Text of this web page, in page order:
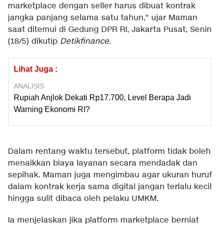
marketplace dengan seller harus dibuat kontrak
jangka panjang selama satu tahun," ujar Maman
saat ditemui di Gedung DPR RI, Jakarta Pusat, Senin
(18/5) dikutip Detikfinance.
Lihat Juga :
ANALISIS
Rupiah Anjlok Dekati Rp17.700, Level Berapa Jadi
Warning Ekonomi RI?
Dalam rentang waktu tersebut, platform tidak boleh
menaikkan biaya layanan secara mendadak dan
sepihak. Maman juga mengimbau agar ukuran huruf
dalam kontrak kerja sama digital jangan terlalu kecil
hingga sulit dibaca oleh pelaku UMKM.
Ia menjelaskan jika platform marketplace berniat